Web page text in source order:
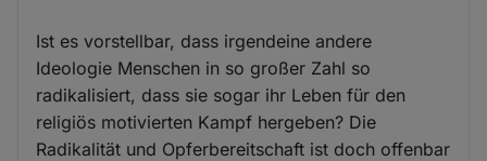
Ist es vorstellbar, dass irgendeine andere
Ideologie Menschen in so großer Zahl so
radikalisiert, dass sie sogar ihr Leben für den
religiös motivierten Kampf hergeben? Die
Radikalität und Opferbereitschaft ist doch offenbar